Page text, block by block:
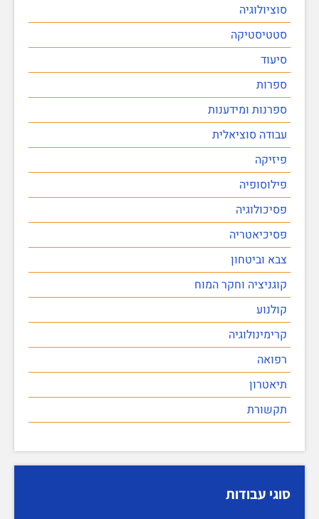
סוציולוגיה
סטטיסטיקה
סיעוד
ספרות
ספרנות ומידענות
עבודה סוציאלית
פיזיקה
פילוסופיה
פסיכולוגיה
פסיכיאטריה
צבא וביטחון
קוגניציה וחקר המוח
קולנוע
קרימינולוגיה
רפואה
תיאטרון
תקשורת
סוגי עבודות